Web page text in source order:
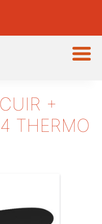
+
THERMO